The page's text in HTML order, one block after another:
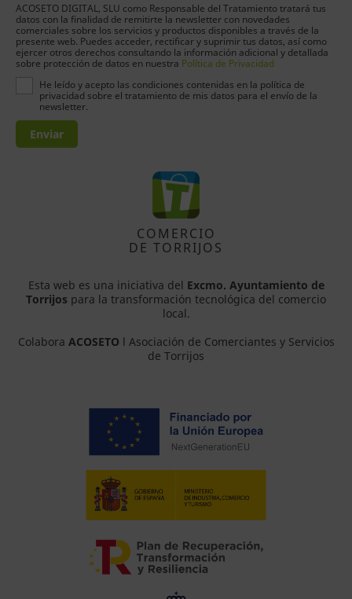
ACOSETO DIGITAL, SLU como Responsable del Tratamiento tratará tus
datos con la finalidad de remitirte la newsletter con novedades
comerciales sobre los servicios y productos disponibles a través de la
presente web. Puedes acceder, rectificar y suprimir tus datos, así como
ejercer otros derechos consultando la información adicional y detallada
sobre protección de datos en nuestra Política de Privacidad
He leído y acepto las condiciones contenidas en la política de
privacidad sobre el tratamiento de mis datos para el envío de la
newsletter.
Enviar
COMERCIO
DE TORRIJOS
Esta web es una iniciativa del Excmo. Ayuntamiento de
Torrijos para la transformación tecnológica del comercio
local.
Colabora ACOSETO l Asociación de Comerciantes y Servicios
de Torrijos